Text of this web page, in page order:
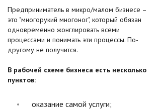
Предприниматель в микро/малом бизнесе –
это "многорукий многоног", который обязан
одновременно жонглировать всеми
процессами и понимать эти процессы. По-
другому не получится.
В рабочей схеме бизнеса есть несколько
пунктов:
оказание самой услуги;